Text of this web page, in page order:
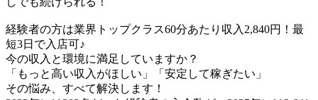
経験者の方は業界トップクラス60分あたり収入2,840円！最
短3日で入店可♪
今の収入と環境に満足していますか？
「もっと高い収入がほしい」「安定して稼ぎたい」
その悩み、すべて解決します！